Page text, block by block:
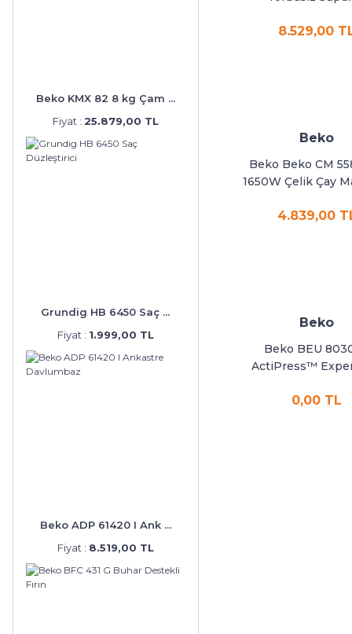
Beko KMX 82 8 kg Çam ...
Fiyat : 25.879,00 TL
Grundig HB 6450 Saç ...
Fiyat : 1.999,00 TL
Beko ADP 61420 I Ank ...
Fiyat : 8.519,00 TL
8.529,00
Beko
Beko Beko CM
1650W Çelik Çay
4.839,00
Beko
Beko BEU
ActiPress™
0,00 TL